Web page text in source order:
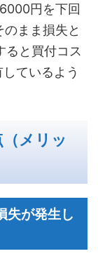
円を下回
まま損失と
ると買付コス
ているよう
メリッ
失が発生し